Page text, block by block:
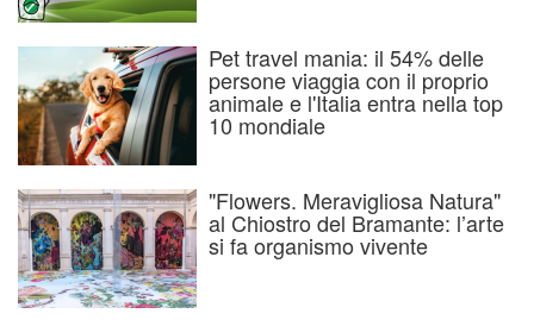
Pet travel mania: il 54% delle
persone viaggia con il proprio
animale e l'Italia entra nella top
10 mondiale
"Flowers. Meravigliosa Natura"
al Chiostro del Bramante: l’arte
si fa organismo vivente